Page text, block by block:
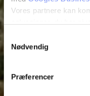
Vores partnere kan
Nødvendig
Præferencer